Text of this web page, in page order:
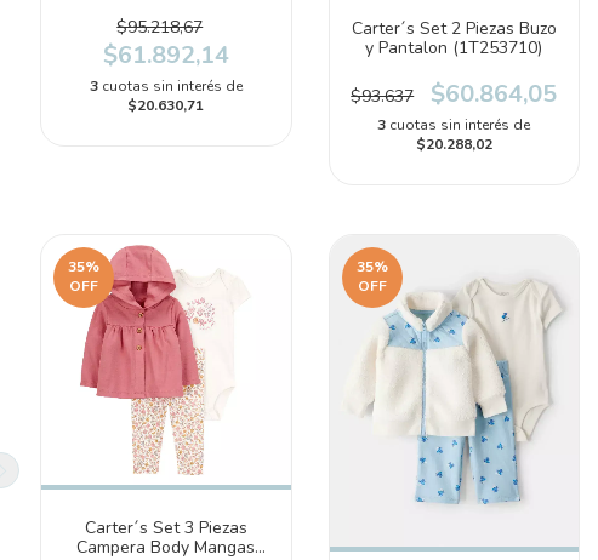
(1T620710)
$95.218,67
$61.892,14
3 cuotas sin interés de
$20.630,71
Carter´s Set 2 Piezas Buzo
y Pantalon (1T253710)
$93.637 $60.864,05
3 cuotas sin interés de
$20.288,02
35%
OFF
Carter´s Set 3 Piezas
Campera Body Mangas
35%
OFF